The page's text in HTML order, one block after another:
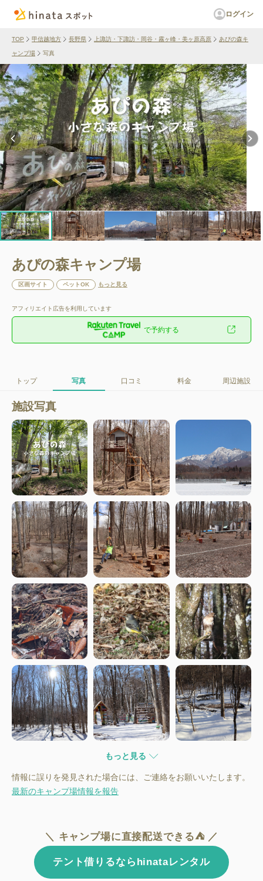
ログイン
TOP 甲信越地方 長野県 上諏訪・下諏訪・岡谷・霧ヶ峰・美ヶ原高原 あぴの森キ
ャンプ場 写真
あぴの森キャンプ場
区画サイト ペットOK もっと見る
アフィリエイト広告を利用しています
で予約する
トップ 写真 口コミ 料金 周辺施設
施設写真
もっと見る
情報に誤りを発見された場合には、ご連絡をお願いいたします。
最新のキャンプ場情報を報告
＼ キャンプ場に直接配送できる⛺ ／
テント借りるならhinataレンタル